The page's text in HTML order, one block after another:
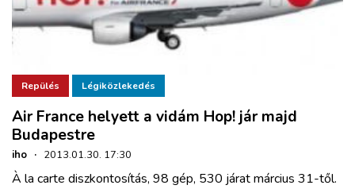
Repülés Légiközlekedés
Air France helyett a vidám Hop! jár majd
Budapestre
iho · 2013.01.30. 17:30
À la carte diszkontosítás, 98 gép, 530 járat március 31-től.